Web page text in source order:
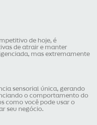
de hoje, é
de atrair e manter
mas extremamente
sensorial única, gerando
o comportamento do
como você pode usar o
seu negócio.